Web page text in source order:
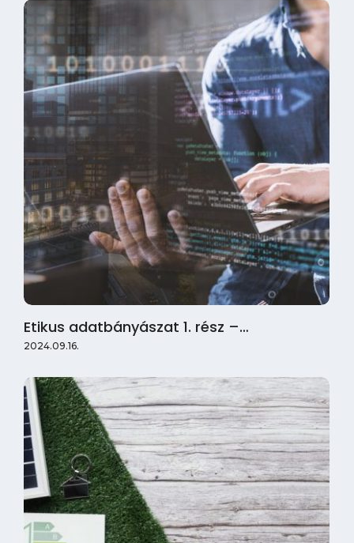
Etikus adatbányászat 1. rész –…
2024.09.16.